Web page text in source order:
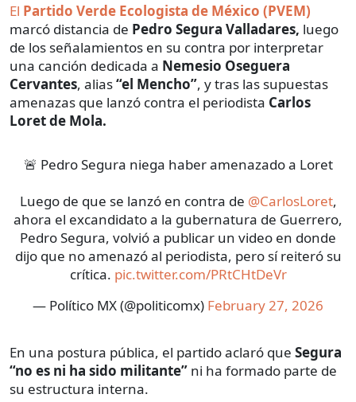
El Partido Verde Ecologista de México (PVEM)
marcó distancia de Pedro Segura Valladares, luego
de los señalamientos en su contra por interpretar
una canción dedicada a Nemesio Oseguera
Cervantes, alias“el Mencho”, y tras las supuestas
amenazas que lanzó contra el periodista Carlos
Loret de Mola.
🚨 Pedro Segura niega haber amenazado a Loret
Luego de que se lanzó en contra de @CarlosLoret,
ahora el excandidato a la gubernatura de Guerrero,
Pedro Segura, volvió a publicar un video en donde
dijo que no amenazó al periodista, pero sí reiteró su
crítica. pic.twitter.com/PRtCHtDeVr
— Político MX (@politicomx) February 27, 2026
En una postura pública, el partido aclaró que Segura
“no es ni ha sido militante” ni ha formado parte de
su estructura interna.